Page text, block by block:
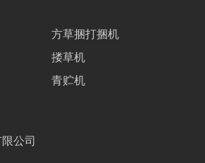
方草捆打捆机
搂草机
青贮机
公司